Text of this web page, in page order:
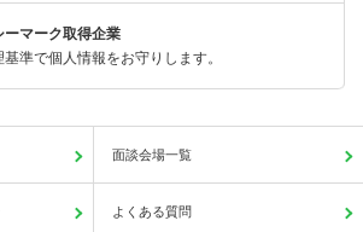
ーマーク取得企業
準で個人情報をお守りします。
面談会場一覧
よくある質問